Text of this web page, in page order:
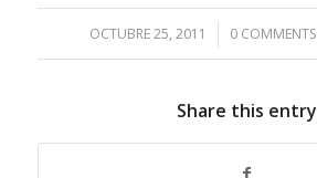
OCTUBRE 25, 2011
/ 0 COMMENTS
/
Share this entry